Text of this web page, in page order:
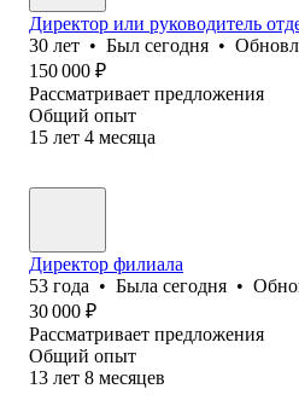
Директор или руководитель
30 лет • Был сегодня •
150 000 ₽
Рассматривает предложения
Общий опыт
15 лет 4 месяца
Директор филиала
53 года • Была сегодня •
30 000 ₽
Рассматривает предложения
Общий опыт
13 лет 8 месяцев